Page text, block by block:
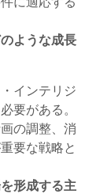
ような成長
インテリジ
要がある。
の調整、消
要な戦略と
形成する主